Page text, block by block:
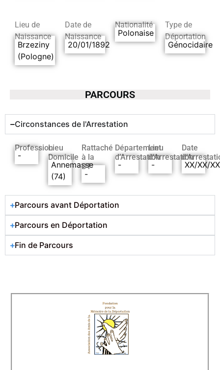
Lieu de
Naissance
Brzeziny
(Pologne)
Date de
Naissance
20/01/1892
Nationalité
Polonaise
Type de
Déportation
Génocidaire
PARCOURS
Circonstances de l'Arrestation
Profession
-
Lieu
Domicile
Annemasse
(74)
Rattaché
à la
DT
-
Département
d’Arrestation
-
Lieu
d’Arrestation
-
Date
XX/XX/
Parcours avant Déportation
Parcours en Déportation
Fin de Parcours